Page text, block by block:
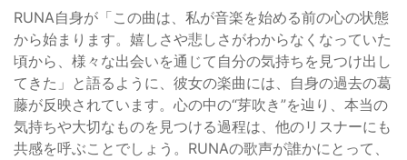
RUNA自身が「この曲は、私が音楽を始める前の心の状態
から始まります。嬉しさや悲しさがわからなくなっていた
頃から、様々な出会いを通じて自分の気持ちを見つけ出し
てきた」と語るように、彼女の楽曲には、自身の過去の葛
藤が反映されています。心の中の“芽吹き”を辿り、本当の
気持ちや大切なものを見つける過程は、他のリスナーにも
共感を呼ぶことでしょう。RUNAの歌声が誰かにとって、